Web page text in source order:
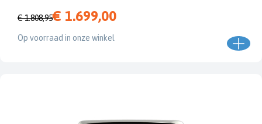
€ 1.808,95€ 1.699,00
Op voorraad in onze winkel